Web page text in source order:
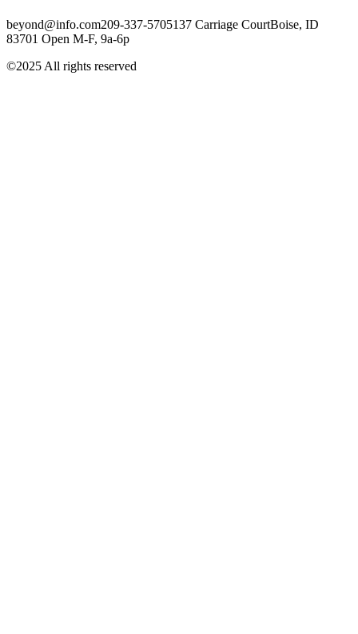
beyond@info.com​​ 209-337-5705​​ 137 Carriage Court​​ Boise, ID
83701 Open M-F, 9a-6p
©2025 All rights reserved